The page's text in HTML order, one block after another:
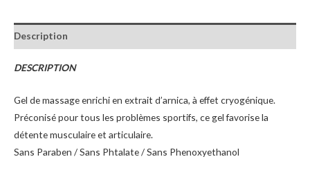
Description
DESCRIPTION
Gel de massage enrichi en extrait d’arnica, à effet cryogénique.
Préconisé pour tous les problèmes sportifs, ce gel favorise la
détente musculaire et articulaire.
Sans Paraben / Sans Phtalate / Sans Phenoxyethanol